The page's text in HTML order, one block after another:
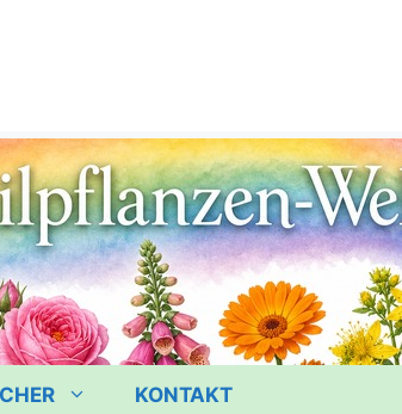
KONTAKT